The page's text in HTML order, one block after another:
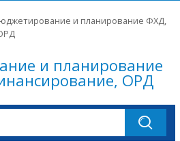
и планирование ФХД,
и планирование
ОРД